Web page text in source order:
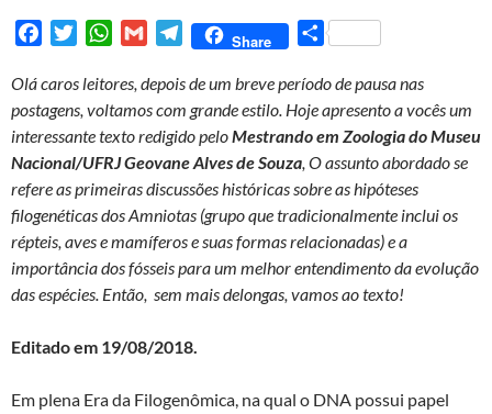
c
e
b
o
o
k
i
t
t
e
r
W
a
t
s
A
p
p
G
a
i
l
T
l
e
g
r
a
m
Share
S
a
r
e
Olá caros leitores, depois de um breve período de pausa nas
postagens, voltamos com grande estilo. Hoje apresento a vocês um
interessante texto redigido peloMestrando em Zoologia do Museu
Nacional/UFRJ Geovane Alves de Souza, O assunto abordado se
refere as primeiras discussões históricas sobre as hipóteses
filogenéticas dos Amniotas (grupo que tradicionalmente inclui os
répteis, aves e mamíferos e suas formas relacionadas) e a
importância dos fósseis para um melhor entendimento da evolução
das espécies. Então, sem mais delongas, vamos ao texto!
Editado em 19/08/2018.
Em plena Era da Filogenômica, na qual o DNA possui papel